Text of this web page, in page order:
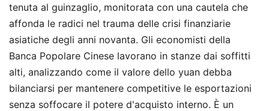
tenuta al guinzaglio, monitorata con una cautela che
affonda le radici nel trauma delle crisi finanziarie
asiatiche degli anni novanta. Gli economisti della
Banca Popolare Cinese lavorano in stanze dai soffitti
alti, analizzando come il valore dello yuan debba
bilanciarsi per mantenere competitive le esportazioni
senza soffocare il potere d'acquisto interno. È un